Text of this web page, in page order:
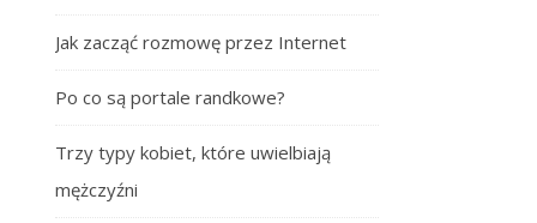
Jak zacząć rozmowę przez Internet
Po co są portale randkowe?
Trzy typy kobiet, które uwielbiają
mężczyźni